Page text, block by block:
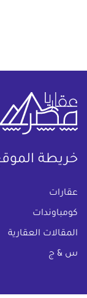
خريطة
عقارات
كومباوندات
المقالات العقارية
س & ج